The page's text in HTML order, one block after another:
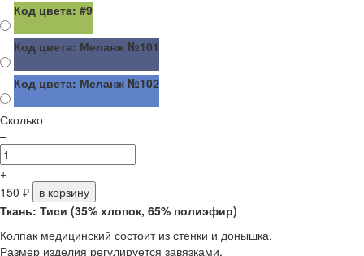
Код цвета: #9
Код цвета: Меланж №101
Код цвета: Меланж №102
Сколько
–
+
150 ₽
в корзину
Ткань: Тиси (35% хлопок, 65% полиэфир)
Колпак медицинский состоит из стенки и донышка.
Размер изделия регулируется завязками.